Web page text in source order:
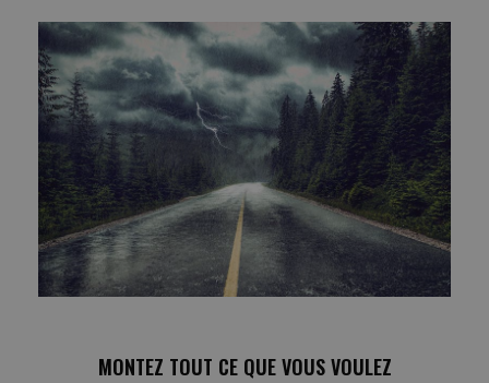
MONTEZ TOUT CE QUE VOUS VOULEZ